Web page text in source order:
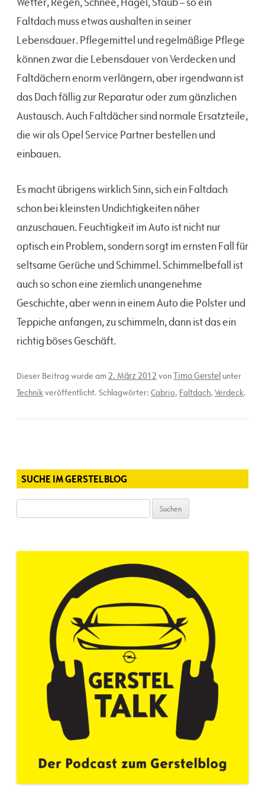
Faltdach muss etwas aushalten in seiner
Lebensdauer. Pflegemittel und regelmäßige Pflege
können zwar die Lebensdauer von Verdecken und
Faltdächern enorm verlängern, aber irgendwann ist
das Dach fällig zur Reparatur oder zum gänzlichen
Austausch. Auch Faltdächer sind normale Ersatzteile,
die wir als Opel Service Partner bestellen und
einbauen.
Es macht übrigens wirklich Sinn, sich ein Faltdach
schon bei kleinsten Undichtigkeiten näher
anzuschauen. Feuchtigkeit im Auto ist nicht nur
optisch ein Problem, sondern sorgt im ernsten Fall für
seltsame Gerüche und Schimmel. Schimmelbefall ist
auch so schon eine ziemlich unangenehme
Geschichte, aber wenn in einem Auto die Polster und
Teppiche anfangen, zu schimmeln, dann ist das ein
richtig böses Geschäft.
Dieser Beitrag wurde am2. März 2012 vonTimo Gerstel unter
Technikveröffentlicht. Schlagwörter: Cabrio, Faltdach, Verdeck.
SUCHE IM GERSTELBLOG
nach: